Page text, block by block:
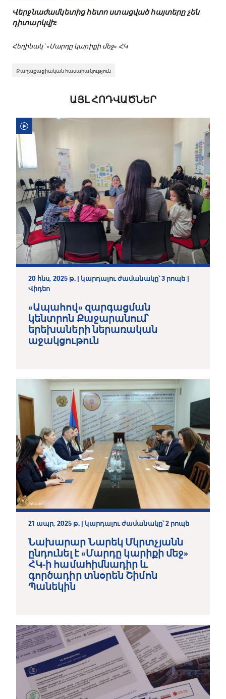
Վերջնաժամկետից հետո ստացված հայտերը չեն
դիտարկվի:
Հեղինակ՝ «Մարդը կարիքի մեջ» ՀԿ
Քաղաքացիական հասարակություն
ԱՅԼ ՀՈԴՎԱԾՆԵՐ
20 հնս, 2025 թ. | կարդալու ժամանակը՝ 3 րոպե |
Վիդեո
«Ապահով» զարգացման
կենտրոն Քաջարանում՝
երեխաների ներառական
աջակցութուն
21 ապր, 2025 թ. | կարդալու ժամանակը՝ 2 րոպե
Նախարար Նարեկ Մկրտչյանն
ընդունել է «Մարդը կարիքի մեջ»
ՀԿ-ի համահիմնադիր և
գործադիր տնօրեն Շիմոն
Պանեկին